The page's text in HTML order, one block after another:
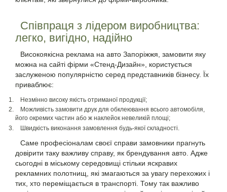
Співпраця з лідером виробництва:
легко, вигідно, надійно
Високоякісна реклама на авто Запоріжжя, замовити яку
можна на сайті фірми «Стенд-Дизайн», користується
заслуженою популярністю серед представників бізнесу. Їх
приваблює:
Незмінно високу якість отриманої продукції;
Можливість замовити друк для обклеювання всього автомобіля,
його окремих частин або ж наклейок невеликій площі;
Швидкість виконання замовлення будь-якої складності.
Саме професіоналам своєї справи замовники прагнуть
довірити таку важливу справу, як брендування авто. Адже
сьогодні в міському середовищі стільки яскравих
рекламних полотнищ, які змагаються за увагу перехожих і
тих, хто переміщається в транспорті. Тому так важливо